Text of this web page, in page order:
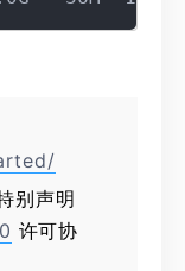
别声明
许可协